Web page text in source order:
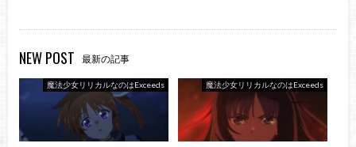
NEW POST 最新の記事
魔法少女リリカルなのはExceeds 魔法少女リリカルなのはExceeds